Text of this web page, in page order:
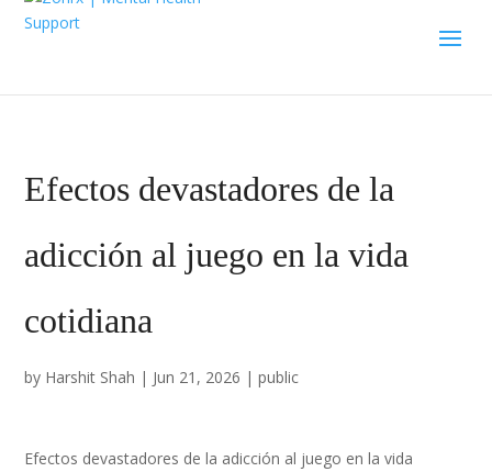
Efectos devastadores de la
adicción al juego en la vida
cotidiana
by Harshit Shah | Jun 21, 2026 |public
Efectos devastadores de la adicción al juego en la vida